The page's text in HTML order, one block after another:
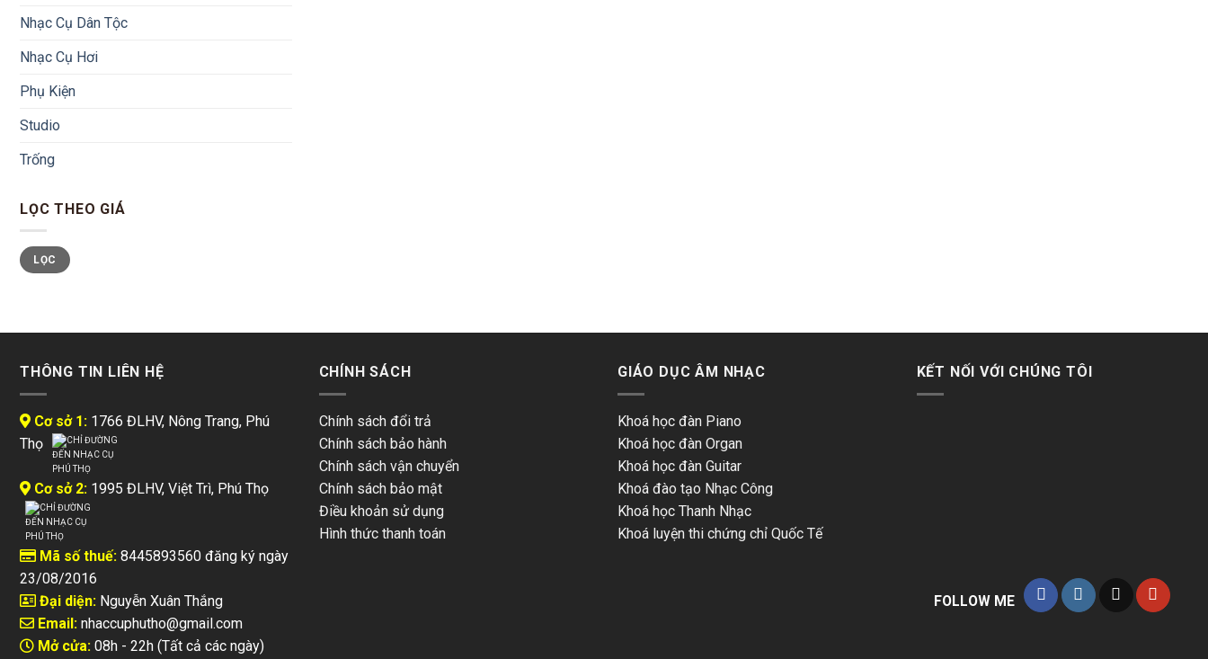
Nhạc Cụ Dân Tộc
Nhạc Cụ Hơi
Phụ Kiện
Studio
Trống
LỌC THEO GIÁ
Giá
tối
thiểu
Giá
tối
đa
LỌC
THÔNG TIN LIÊN HỆ
Cơ sở 1: 1766 ĐLHV, Nông Trang, Phú
Thọ
Cơ sở 2: 1995 ĐLHV, Việt Trì, Phú Thọ
Mã số thuế: 8445893560 đăng ký ngày
23/08/2016
Đại diện: Nguyễn Xuân Thắng
Email: nhaccuphutho@gmail.com
Mở cửa: 08h - 22h (Tất cả các ngày)
CHÍNH SÁCH
Chính sách đổi trả
Chính sách bảo hành
Chính sách vận chuyển
Chính sách bảo mật
Điều khoản sử dụng
Hình thức thanh toán
GIÁO DỤC ÂM NHẠC
Khoá học đàn Piano
Khoá học đàn Organ
Khoá học đàn Guitar
Khoá đào tạo Nhạc Công
Khoá học Thanh Nhạc
Khoá luyện thi chứng chỉ Quốc Tế
KẾT NỐI VỚI CHÚNG TÔI
FOLLOW ME